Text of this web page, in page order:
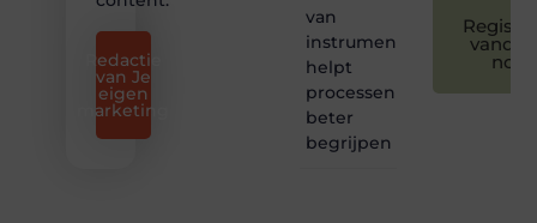
Redactie
van Je
eigen
marketing
van
instrumentatie
helpt
processen
beter
begrijpen
nog